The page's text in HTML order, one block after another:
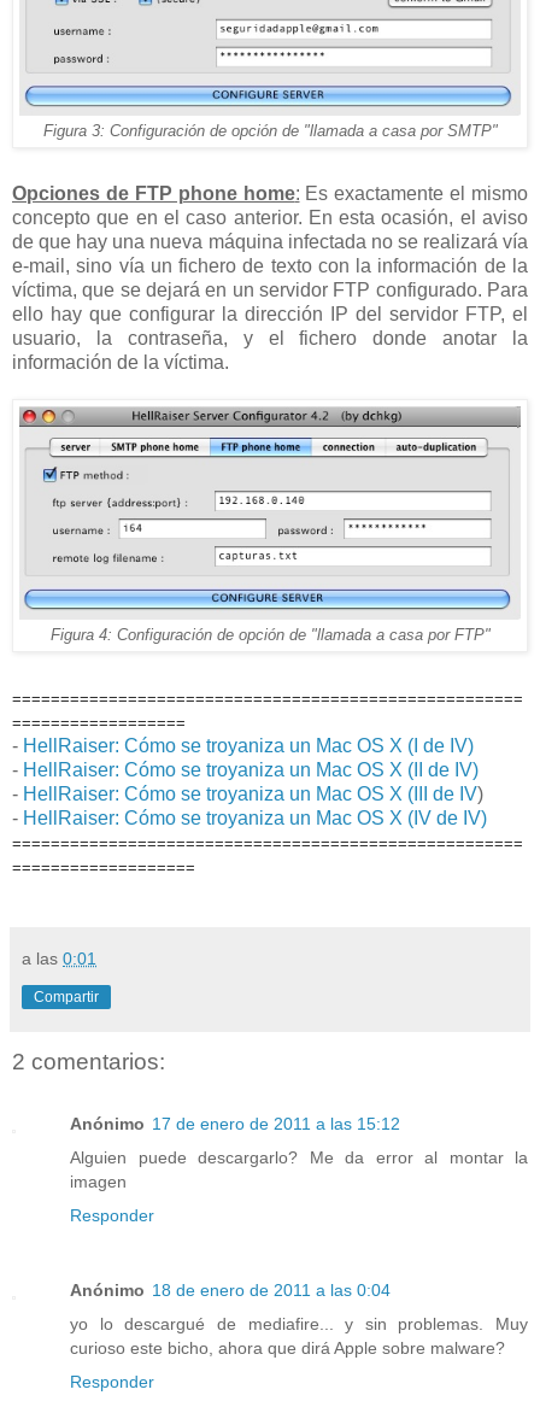
Figura 3: Configuración de opción de "llamada a casa por SMTP"
Opciones de FTP phone home: Es exactamente el mismo
concepto que en el caso anterior. En esta ocasión, el aviso
de que hay una nueva máquina infectada no se realizará vía
e-mail, sino vía un fichero de texto con la información de la
víctima, que se dejará en un servidor FTP configurado. Para
ello hay que configurar la dirección IP del servidor FTP, el
usuario, la contraseña, y el fichero donde anotar la
información de la víctima.
Figura 4: Configuración de opción de "llamada a casa por FTP"
=====================================================
==================
- HellRaiser: Cómo se troyaniza un Mac OS X (I de IV)
- HellRaiser: Cómo se troyaniza un Mac OS X (II de IV)
- HellRaiser: Cómo se troyaniza un Mac OS X (III de IV)
- HellRaiser: Cómo se troyaniza un Mac OS X (IV de IV)
=====================================================
===================
a las 0:01
Compartir
2 comentarios:
Anónimo 17 de enero de 2011 a las 15:12
Alguien puede descargarlo? Me da error al montar la
imagen
Responder
Anónimo 18 de enero de 2011 a las 0:04
yo lo descargué de mediafire... y sin problemas. Muy
curioso este bicho, ahora que dirá Apple sobre malware?
Responder